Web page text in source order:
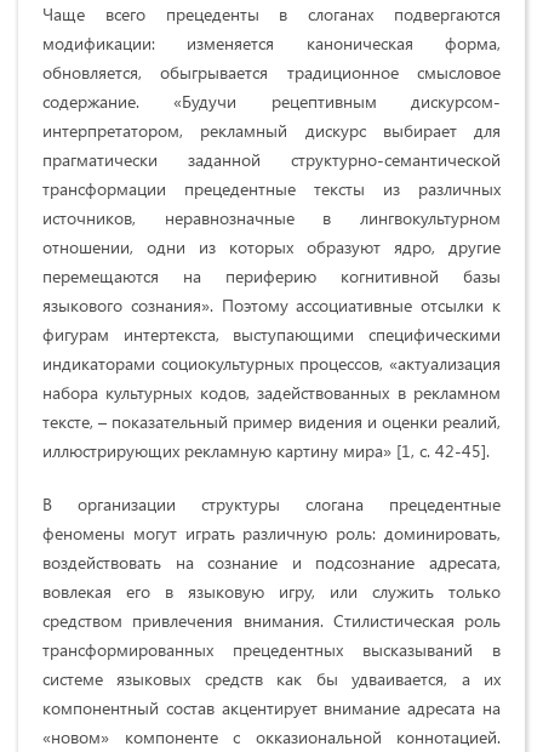
Чаще всего прецеденты в слоганах подвергаются
модификации: изменяется каноническая форма,
обновляется, обыгрывается традиционное смысловое
содержание. «Будучи рецептивным дискурсом-
интерпретатором, рекламный дискурс выбирает для
прагматически заданной структурно-семантической
трансформации прецедентные тексты из различных
источников, неравнозначные в лингвокультурном
отношении, одни из которых образуют ядро, другие
переме­щаются на периферию когнитивной базы
языкового сознания». Поэтому ассоциативные отсылки к
фигурам интертекста, выступающими специфическими
индикаторами социокультурных процессов, «актуализация
набора культурных кодов, задействованных в рекламном
тексте, – показательный пример видения и оценки реалий,
иллюстрирующих рекламную картину мира» [1, с. 42-45].
В организации структуры слогана прецедентные
феномены могут играть различную роль: домини­ровать,
воздействовать на сознание и подсознание адресата,
вовлекая его в языковую игру, или служить только
средством привлечения внимания. Стилистическая роль
трансформированных прецедентных высказываний в
системе языковых средств как бы удваивается, а их
компонентный состав акцентирует внимание адресата на
«новом» компоненте с окказиональной коннотацией.